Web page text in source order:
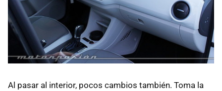
Al pasar al interior, pocos cambios también. Toma la